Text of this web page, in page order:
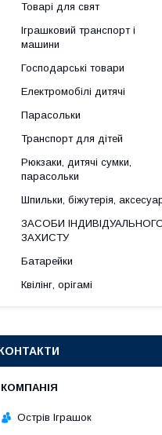
Товарі для свят
Іграшковий транспорт і
машини
Господарські товари
Електромобілі дитячі
Парасольки
Транспорт для дітей
Рюкзаки, дитячі сумки,
парасольки
Шпильки, біжутерія,
ЗАСОБИ
ЗАХИСТУ
Батарейки
Квілінг, орігамі
Острів Іграшок